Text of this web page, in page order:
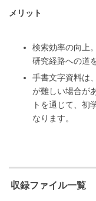
メリット
検索効率の向上
研究経路への道
手書文字資料は
が難しい場合が
トを通じて、初
なります。
収録ファイル一覧